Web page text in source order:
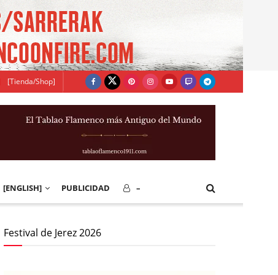
[Tienda/Shop]
[ENGLISH] PUBLICIDAD –
Festival de Jerez 2026